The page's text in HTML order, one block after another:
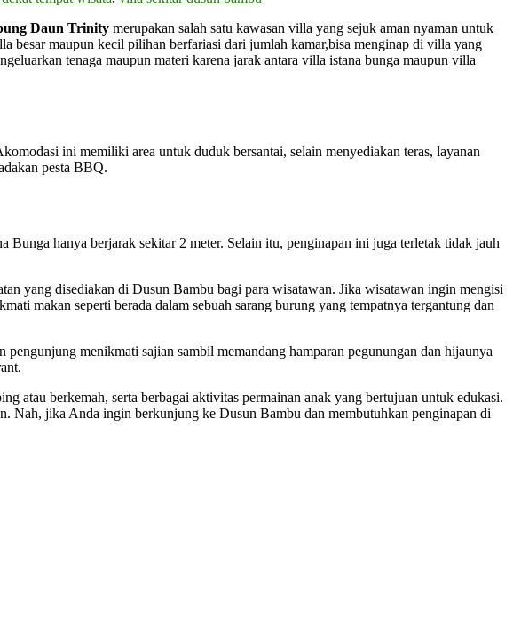
Daun Trinity merupakan salah satu kawasan villa yang sejuk aman nyaman untuk
maupun kecil pilihan berfariasi dari jumlah kamar,bisa menginap di villa yang
tenaga maupun materi karena jarak antara villa istana bunga maupun villa
ini memiliki area untuk duduk bersantai, selain menyediakan teras, layanan
pesta BBQ.
hanya berjarak sekitar 2 meter. Selain itu, penginapan ini juga terletak tidak jauh
yang disediakan di Dusun Bambu bagi para wisatawan. Jika wisatawan ingin mengisi
makan seperti berada dalam sebuah sarang burung yang tempatnya tergantung dan
menikmati sajian sambil memandang hamparan pegunungan dan hijaunya
atau berkemah, serta berbagai aktivitas permainan anak yang bertujuan untuk edukasi.
Nah, jika Anda ingin berkunjung ke Dusun Bambu dan membutuhkan penginapan di